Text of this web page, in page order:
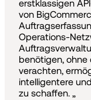
erstklassigen
von
Operations-
benötigen, ohne
verachten,
intelligentere
zu schaffen. „